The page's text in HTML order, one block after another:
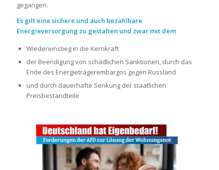
gegangen.
Es gilt eine sichere und auch bezahlbare
Energieversorgung zu gestalten und zwar mit dem
Wiedereinstieg in die Kernkraft
der Beendigung von schädlichen Sanktionen, durch das
Ende des Energieträgerembargos gegen Russland
und durch dauerhafte Senkung der staatlichen
Preisbestandteile